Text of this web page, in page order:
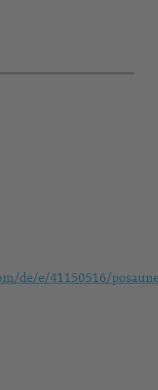
de/e/41150516/